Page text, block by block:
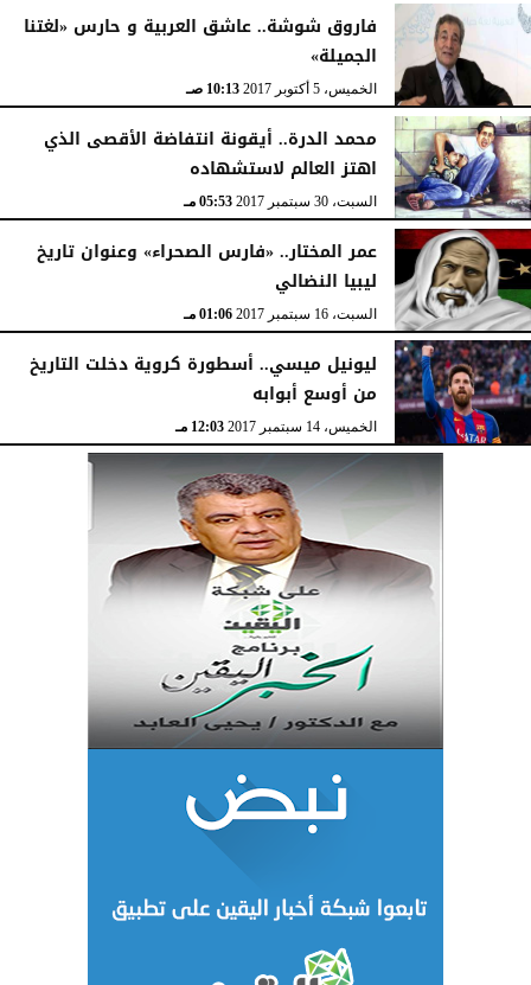
فاروق شوشة.. عاشق العربية و حارس «لغتنا
الجميلة»
الخميس، 5 أكتوبر 2017 10:13 صـ
محمد الدرة.. أيقونة انتفاضة الأقصى الذي
اهتز العالم لاستشهاده
السبت، 30 سبتمبر 2017 05:53 مـ
عمر المختار.. «فارس الصحراء» وعنوان تاريخ
ليبيا النضالي
السبت، 16 سبتمبر 2017 01:06 مـ
ليونيل ميسي.. أسطورة كروية دخلت التاريخ
من أوسع أبوابه
الخميس، 14 سبتمبر 2017 12:03 مـ